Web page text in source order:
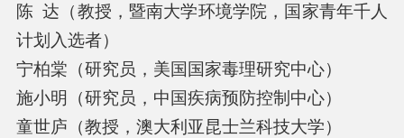
陈 达（教授，暨南大学环境学院，国家青年千人
计划入选者）
宁柏棠（研究员，美国国家毒理研究中心）
施小明（研究员，中国疾病预防控制中心）
童世庐（教授，澳大利亚昆士兰科技大学）